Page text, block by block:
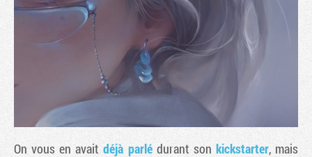
On vous en avaitdéjà parlédurant son kickstarter, mais